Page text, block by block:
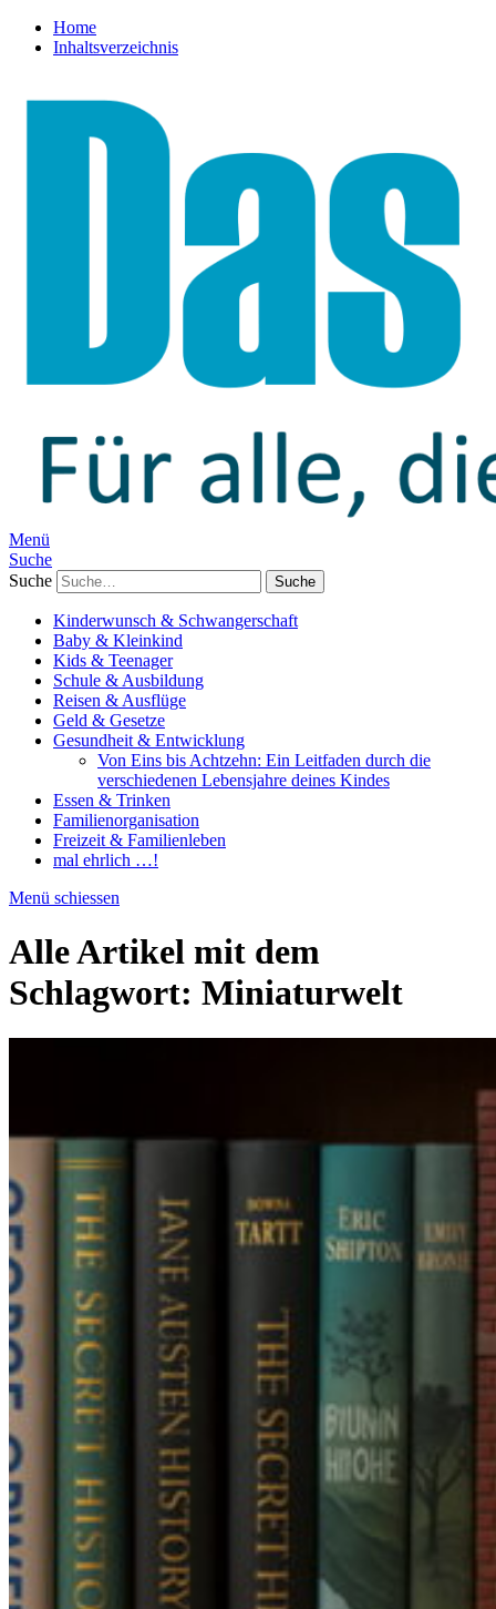
Home
Inhaltsverzeichnis
Menü
Suche
Suche
Kinderwunsch & Schwangerschaft
Baby & Kleinkind
Kids & Teenager
Schule & Ausbildung
Reisen & Ausflüge
Geld & Gesetze
Gesundheit & Entwicklung
Von Eins bis Achtzehn: Ein Leitfaden durch die
verschiedenen Lebensjahre deines Kindes
Essen & Trinken
Familienorganisation
Freizeit & Familienleben
mal ehrlich …!
Menü schiessen
Alle Artikel mit dem
Schlagwort: Miniaturwelt